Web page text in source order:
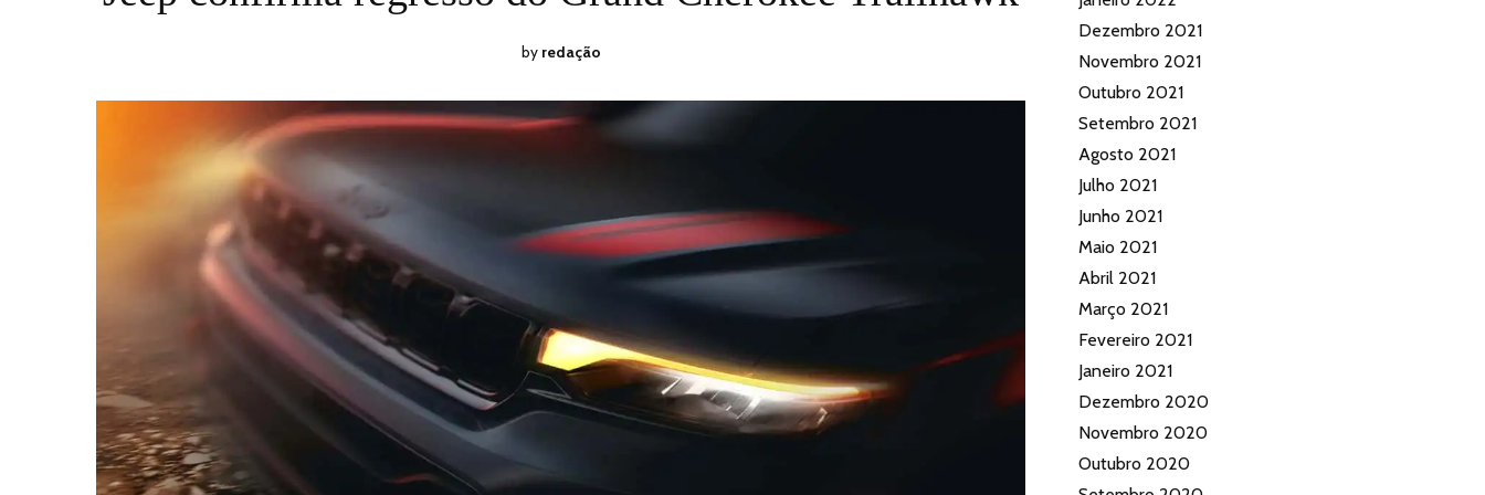
by redação
Dezembro 2021
Novembro 2021
Outubro 2021
Setembro 2021
Agosto 2021
Julho 2021
Junho 2021
Maio 2021
Abril 2021
Março 2021
Fevereiro 2021
Janeiro 2021
Dezembro 2020
Novembro 2020
Outubro 2020